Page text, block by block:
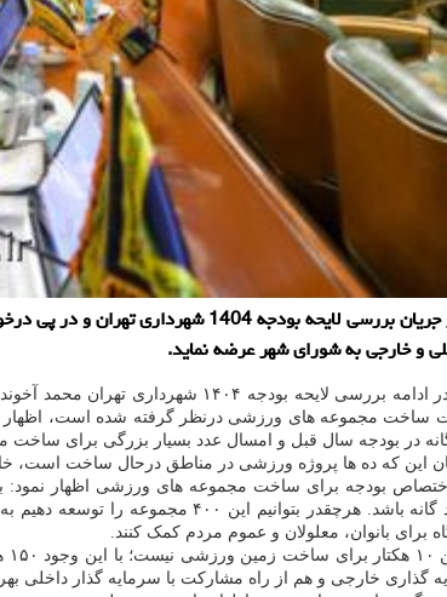
دانلود عکس: اعضاء شورای شهر تهران در
و خارجی به شورای شهر عرضه نماید.
این که ده ها پروژه ورزشی در مناطق درحال ساخت
برای بانوان، معلولان و عموم مردم کمک کنند.
گذاری خارجی و هم از راه مشارکت با سرمایه گذار داخلی